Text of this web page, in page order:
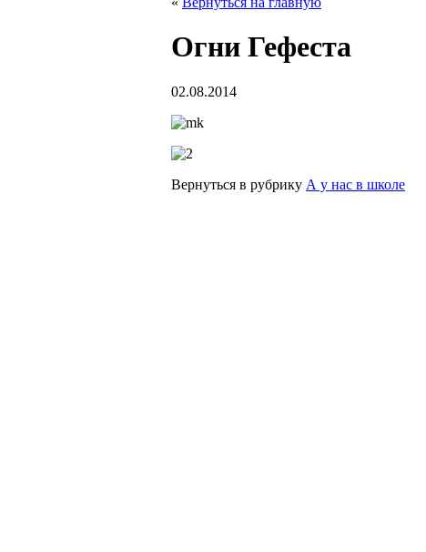
Огни Гефеста
02.08.2014
Вернуться в рубрику А у нас в школе